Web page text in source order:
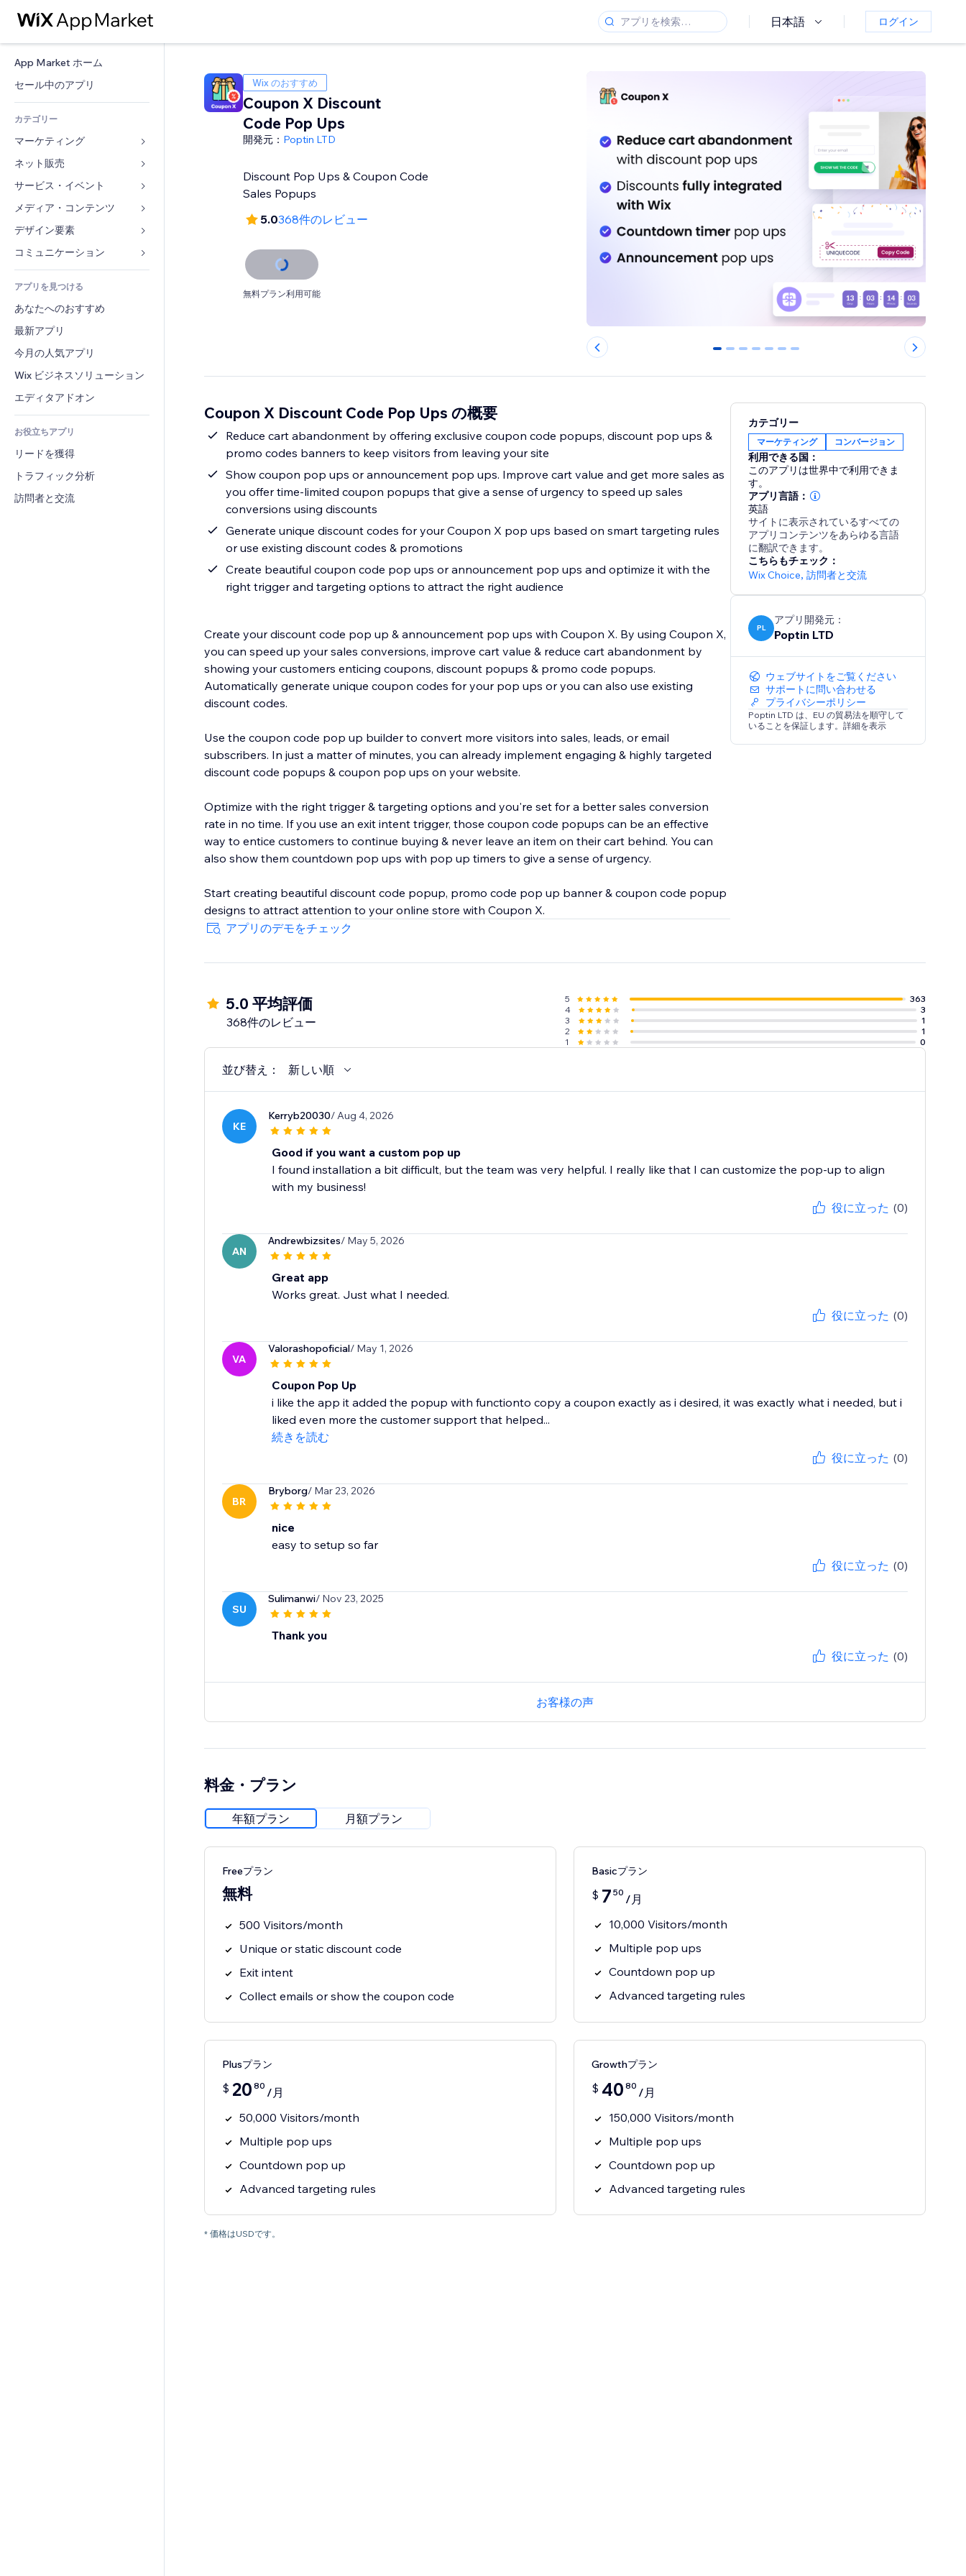
日本語 ログイン
App Market ホーム
セール中のアプリ
カテゴリー
マーケティング
広告
モバイル
アクセス解析
リスティング広告
メール
コンバージョン
ネット販売
ストア用アプリ
発送・配達
販売ボタン
会計
クーポン・特典
倉庫管理ソリューション
ドロップシッピング
食品・飲料
サービス・イベント
ホテル
イベント
レストラン
不動産
ブッキング
メディア・コンテンツ
ギャラリー
音楽
ポッドキャスト
写真
動画
PDF
ファイル共有
ニュース
デザイン要素
マップ・ナビ
プライバシー・セキュリティ
時計
ページテンプレート
画像効果
ボタン・メニュー
バナー・バッジ
電卓
検索
天気
チャート・テーブル
フォーム
ブログ
投票
チャット
コメント
電話
コミュニティィ
レビュー・お客さまの声
CRM
アプリを見つける
あなたへのおすすめ
最新アプリ
今月の人気アプリ
Wix ビジネスソリューション
エディタアドオン
お役立ちアプリ
リードを獲得
トラフィック分析
訪問者と交流
Wix のおすすめ
Coupon X Discount
Code Pop Ups
開発元： Poptin LTD
Discount Pop Ups & Coupon Code
Sales Popups
5.0368件のレビュー
無料プラン利用可能
0 1 2 3 4 5 6
Coupon X Discount Code Pop Ups の概要
Reduce cart abandonment by offering exclusive coupon code popups, discount pop ups &
promo codes banners to keep visitors from leaving your site
Show coupon pop ups or announcement pop ups. Improve cart value and get more sales as
you offer time-limited coupon popups that give a sense of urgency to speed up sales
conversions using discounts
Generate unique discount codes for your Coupon X pop ups based on smart targeting rules
or use existing discount codes & promotions
Create beautiful coupon code pop ups or announcement pop ups and optimize it with the
right trigger and targeting options to attract the right audience
Create your discount code pop up & announcement pop ups with Coupon X. By using Coupon X,
you can speed up your sales conversions, improve cart value & reduce cart abandonment by
showing your customers enticing coupons, discount popups & promo code popups.
Automatically generate unique coupon codes for your pop ups or you can also use existing
discount codes.
Use the coupon code pop up builder to convert more visitors into sales, leads, or email
subscribers. In just a matter of minutes, you can already implement engaging & highly targeted
discount code popups & coupon pop ups on your website.
Optimize with the right trigger & targeting options and you're set for a better sales conversion
rate in no time. If you use an exit intent trigger, those coupon code popups can be an effective
way to entice customers to continue buying & never leave an item on their cart behind. You can
also show them countdown pop ups with pop up timers to give a sense of urgency.
Start creating beautiful discount code popup, promo code pop up banner & coupon code popup
designs to attract attention to your online store with Coupon X.
アプリのデモをチェック
カテゴリー
マーケティング コンバージョン
利用できる国：
このアプリは世界中で利用できま
す。
アプリ言語：
英語
サイトに表示されているすべての
アプリコンテンツをあらゆる言語
に翻訳できます。
こちらもチェック：
Wix Choice,訪問者と交流
PL
アプリ開発元：
Poptin LTD
ウェブサイトをご覧ください
サポートに問い合わせる
プライバシーポリシー
Poptin LTD は、EU の貿易法を順守して
いることを保証します。詳細を表示
5.0 平均評価
368件のレビュー
5
363
4
3
3
1
2
1
1
0
並び替え： 新しい順
KE
Kerryb20030/ Aug 4, 2026
Good if you want a custom pop up
I found installation a bit difficult, but the team was very helpful. I really like that I can customize the pop-up to align
with my business!
役に立った (0)
AN
Andrewbizsites/ May 5, 2026
Great app
Works great. Just what I needed.
役に立った (0)
VA
Valorashopoficial/ May 1, 2026
Coupon Pop Up
i like the app it added the popup with functionto copy a coupon exactly as i desired, it was exactly what i needed, but i
liked even more the customer support that helped...
続きを読む
役に立った (0)
BR
Bryborg/ Mar 23, 2026
nice
easy to setup so far
役に立った (0)
SU
Sulimanwi/ Nov 23, 2025
Thank you
役に立った (0)
お客様の声
料金・プラン
年額プラン 月額プラン
Freeプラン
無料
500 Visitors/month
Unique or static discount code
Exit intent
Collect emails or show the coupon code
Basicプラン
$ 7 50 /月
10,000 Visitors/month
Multiple pop ups
Countdown pop up
Advanced targeting rules
Plusプラン
$ 20 80 /月
50,000 Visitors/month
Multiple pop ups
Countdown pop up
Advanced targeting rules
Growthプラン
$ 40 80 /月
150,000 Visitors/month
Multiple pop ups
Countdown pop up
Advanced targeting rules
* 価格はUSDです。